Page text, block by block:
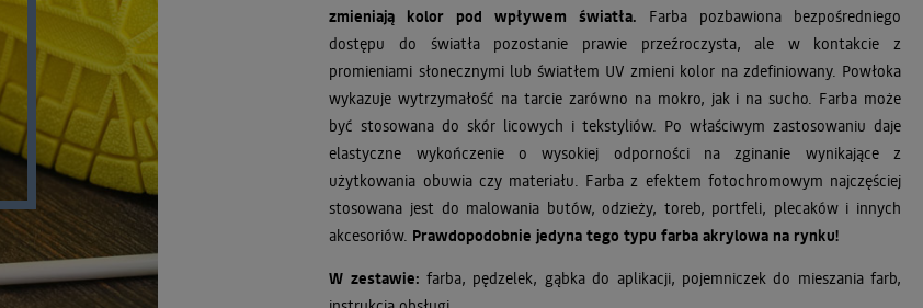
zmieniają kolor pod wpływem światła. Farba pozbawiona bezpośredniego
dostępu do światła pozostanie prawie przeźroczysta, ale w kontakcie z
promieniami słonecznymi lub światłem UV zmieni kolor na zdefiniowany. Powłoka
wykazuje wytrzymałość na tarcie zarówno na mokro, jak i na sucho. Farba może
być stosowana do skór licowych i tekstyliów. Po właściwym zastosowaniu daje
elastyczne wykończenie o wysokiej odporności na zginanie wynikające z
użytkowania obuwia czy materiału. Farba z efektem fotochromowym najczęściej
stosowana jest do malowania butów, odzieży, toreb, portfeli, plecaków i innych
akcesoriów. Prawdopodobnie jedyna tego typu farba akrylowa na rynku!
W zestawie:farba, pędzelek, gąbka do aplikacji, pojemniczek do mieszania farb,